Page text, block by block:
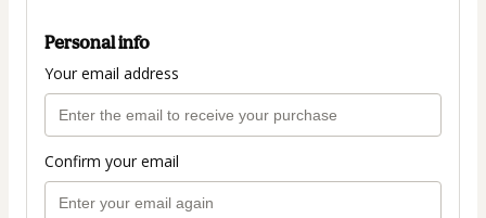
Personal info
Your email address
Confirm your email